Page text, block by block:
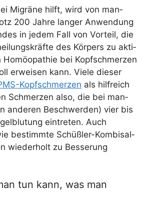
Migrä­ne hilft, wird von man­
200 Jah­re lan­ger Anwen­dung
in jedem Fall von Vor­teil, die
des Kör­pers zu akti­
bei Kopf­schmer­zen
erwei­sen kann. Vie­le die­ser
Kopf­schmer­zen als hilf­reich
Schmer­zen also, die bei man­
ande­ren Beschwer­den) vier bis
ein­tre­ten. Auch
bestimm­te Schüß­ler-Kom­bi­sal­
wie­der­holt zu Bes­se­rung
tun kann, was man